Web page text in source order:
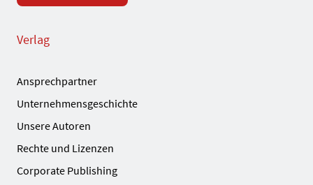
Verlag
Ansprechpartner
Unternehmensgeschichte
Unsere Autoren
Rechte und Lizenzen
Corporate Publishing